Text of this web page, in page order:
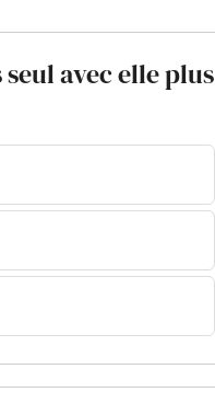
avec elle plus